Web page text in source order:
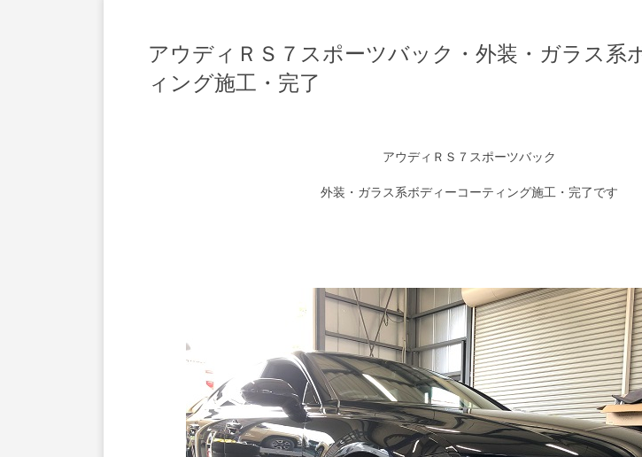
アウディＲＳ７スポーツバック・外装・ガラス系
ィング施工・完了
アウディＲＳ７スポーツバック
外装・ガラス系ボディーコーティング施工・完了です